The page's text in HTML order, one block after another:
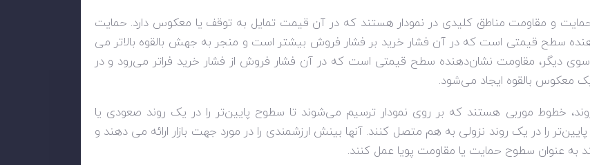
و مقاومت مناطق کلیدی در نمودار هستند که در آن قیمت تمایل به توقف یا معکوس دارد. حمایت
سطح قیمتی است که در آن فشار خرید بر فشار فروش بیشتر است و منجر به جهش بالقوه بالاتر می
سوی دیگر، مقاومت نشان‌دهنده سطح قیمتی است که در آن فشار فروش از فشار خرید فراتر می‌رود و در
معکوس بالقوه ایجاد می‌شود.
خطوط موربی هستند که بر روی نمودار ترسیم می‌شوند تا سطوح پایین‌تر را در یک روند صعودی یا
را در یک روند نزولی به هم متصل کنند. آنها بینش ارزشمندی را در مورد جهت بازار ارائه می دهند و
به عنوان سطوح حمایت یا مقاومت پویا عمل کنند.